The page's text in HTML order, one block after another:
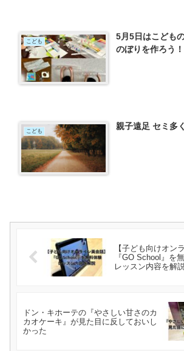
こども
5月5日はこども
のぼりを作ろう！
こども 親子遠足 セミ多
【子ども向けオン
『GO School』を
レッスン内容を解
ドン・キホーテの『やさしい甘さのカ
カオケーキ』が見た目に反しておいし
かった